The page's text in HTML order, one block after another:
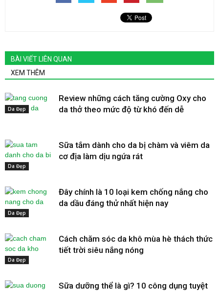
BÀI VIẾT LIÊN QUAN
XEM THÊM
Da Đẹp
Review những cách tăng cường Oxy cho
da thở theo mức độ từ khó đến dễ
Da Đẹp
Sữa tắm dành cho da bị chàm và viêm da
cơ địa làm dịu ngứa rát
Da Đẹp
Đây chính là 10 loại kem chống nắng cho
da dầu đáng thử nhất hiện nay
Da Đẹp
Cách chăm sóc da khô mùa hè thách thức
tiết trời siêu nắng nóng
Sữa dưỡng thể là gì? 10 công dụng tuyệt